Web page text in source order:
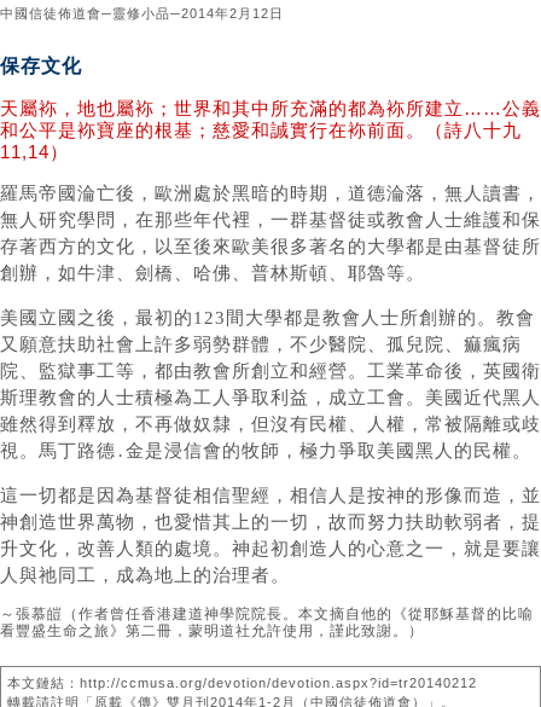
中國信徒佈道會─靈修小品─2014年2月12日
保存文化
天屬袮，地也屬袮；世界和其中所充滿的都為袮所建立……公義
和公平是袮寶座的根基；慈愛和誠實行在袮前面。（詩八十九
11,14）
羅馬帝國淪亡後，歐洲處於黑暗的時期，道德淪落，無人讀書，
無人研究學問，在那些年代裡，一群基督徒或教會人士維護和保
存著西方的文化，以至後來歐美很多著名的大學都是由基督徒所
創辦，如牛津、劍橋、哈佛、普林斯頓、耶魯等。
美國立國之後，最初的123間大學都是教會人士所創辦的。教會
又願意扶助社會上許多弱勢群體，不少醫院、孤兒院、痲瘋病
院、監獄事工等，都由教會所創立和經營。工業革命後，英國衛
斯理教會的人士積極為工人爭取利益，成立工會。美國近代黑人
雖然得到釋放，不再做奴隸，但沒有民權、人權，常被隔離或歧
視。馬丁路德․金是浸信會的牧師，極力爭取美國黑人的民權。
這一切都是因為基督徒相信聖經，相信人是按神的形像而造，並
神創造世界萬物，也愛惜其上的一切，故而努力扶助軟弱者，提
升文化，改善人類的處境。神起初創造人的心意之一，就是要讓
人與祂同工，成為地上的治理者。
～張慕皚（作者曾任香港建道神學院院長。本文摘自他的《從耶穌基督的比喻
看豐盛生命之旅》第二冊，蒙明道社允許使用，謹此致謝。）
本文鏈結：http://ccmusa.org/devotion/devotion.aspx?id=tr20140212
轉載請註明「原載《傳》雙月刊2014年1-2月（中國信徒佈道會）」。